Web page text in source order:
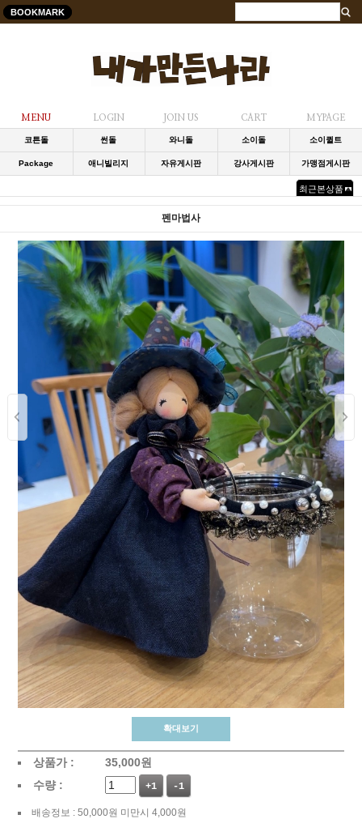
BOOKMARK
MENU LOGIN JOIN US CART MYPAGE
코튼돌 썬돌 와니돌 소이돌 소이퀼트
Package 애니빌리지 자유게시판 강사게시판 가맹점게시판
최근본상품
펜마법사
확대보기
상품가 : 35,000원
수량 :
+1 -1
배송정보 : 50,000원 미만시 4,000원